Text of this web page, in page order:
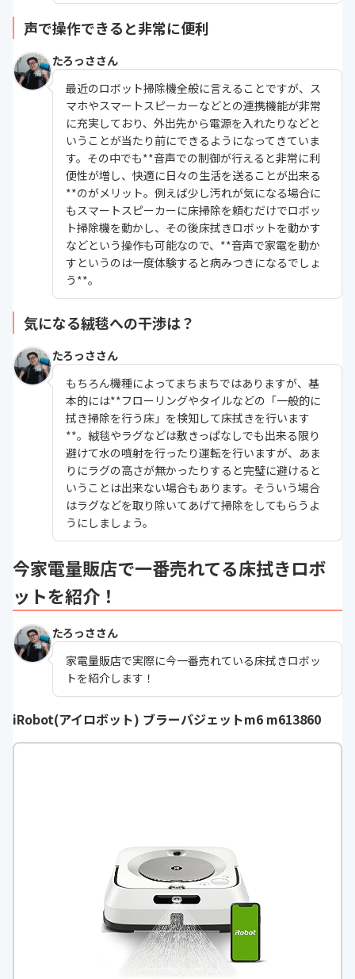
声で操作できると非常に便利
たろっささん
最近のロボット掃除機全般に言えることですが、ス
マホやスマートスピーカーなどとの連携機能が非常
に充実しており、外出先から電源を入れたりなどと
いうことが当たり前にできるようになってきていま
す。その中でも**音声での制御が行えると非常に利
便性が増し、快適に日々の生活を送ることが出来る
**のがメリット。例えば少し汚れが気になる場合に
もスマートスピーカーに床掃除を頼むだけでロボッ
ト掃除機を動かし、その後床拭きロボットを動かす
などという操作も可能なので、**音声で家電を動か
すというのは一度体験すると病みつきになるでしょ
う**。
気になる絨毯への干渉は？
たろっささん
もちろん機種によってまちまちではありますが、基
本的には**フローリングやタイルなどの「一般的に
拭き掃除を行う床」を検知して床拭きを行います
**。絨毯やラグなどは敷きっぱなしでも出来る限り
避けて水の噴射を行ったり運転を行いますが、あま
りにラグの高さが無かったりすると完璧に避けると
いうことは出来ない場合もあります。そういう場合
はラグなどを取り除いてあげて掃除をしてもらうよ
うにしましょう。
今家電量販店で一番売れてる床拭きロボ
ットを紹介！
たろっささん
家電量販店で実際に今一番売れている床拭きロボッ
トを紹介します！
iRobot(アイロボット) ブラーバジェットm6 m613860